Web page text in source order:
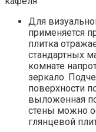
Для
применяется
плитка
стандартных
комнате
зеркало.
поверхности
выложенная
стены можно
глянцевой